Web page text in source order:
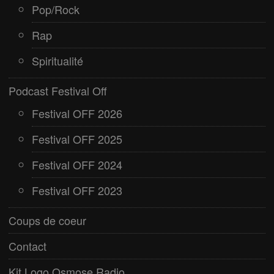
Pop/Rock
Rap
Spiritualité
Podcast Festival Off
Festival OFF 2026
Festival OFF 2025
Festival OFF 2024
Festival OFF 2023
Coups de coeur
Contact